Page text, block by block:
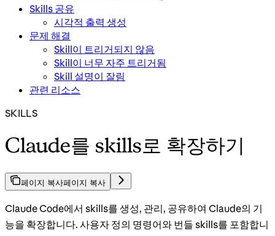
Skills 공유
시각적 출력 생성
문제 해결
Skill이 트리거되지 않음
Skill이 너무 자주 트리거됨
Skill 설명이 잘림
관련 리소스
SKILLS
Claude를 skills로 확장하기
페이지 복사페이지 복사
Claude Code에서 skills를 생성, 관리, 공유하여 Claude의 기
능을 확장합니다. 사용자 정의 명령어와 번들 skills를 포함합니